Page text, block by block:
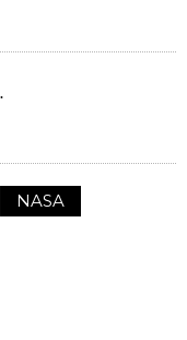
.
NASA